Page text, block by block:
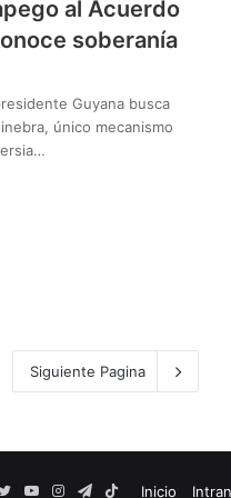
al Acuerdo
soberanía
Guyana busca
único mecanismo
Siguiente Pagina
Inicio
TwitterYouTubeInstagramTelegram
TikTok